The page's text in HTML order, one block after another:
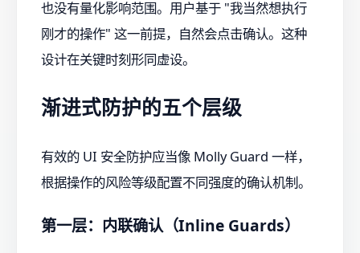
也没有量化影响范围。用户基于 "我当然想执行
刚才的操作" 这一前提，自然会点击确认。这种
设计在关键时刻形同虚设。
渐进式防护的五个层级
有效的 UI 安全防护应当像 Molly Guard 一样，
根据操作的风险等级配置不同强度的确认机制。
第一层：内联确认（Inline Guards）